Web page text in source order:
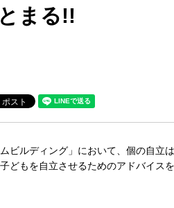
まる!!
ビルディング」において、個の自立
どもを自立させるためのアドバイスを